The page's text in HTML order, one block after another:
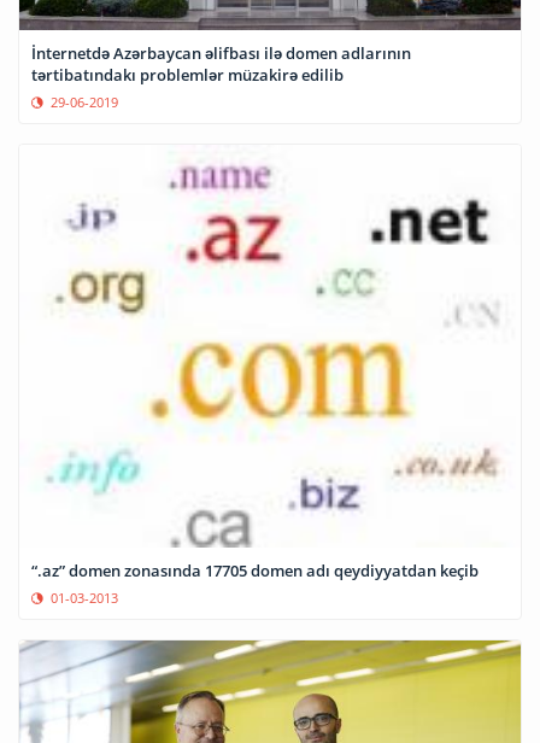
İnternetdə Azərbaycan əlifbası ilə domen adlarının
tərtibatındakı problemlər müzakirə edilib
29-06-2019
“.az” domen zonasında 17705 domen adı qeydiyyatdan keçib
01-03-2013